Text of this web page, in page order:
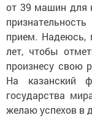
от 39 машин для
прием. Надеюсь,
лет, чтобы
произнесу свою
На казанский
государства
желаю успехов в